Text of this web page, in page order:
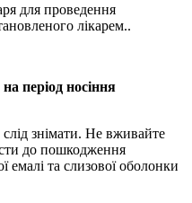
для проведення
лікарем..
період носіння
знімати. Не вживайте
до пошкодження
емалі та слизової оболонки